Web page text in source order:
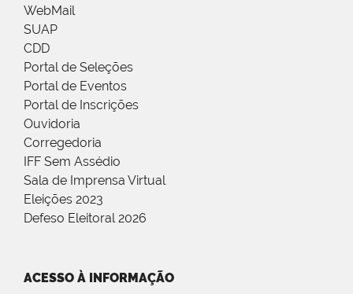
WebMail
SUAP
CDD
Portal de Seleções
Portal de Eventos
Portal de Inscrições
Ouvidoria
Corregedoria
IFF Sem Assédio
Sala de Imprensa Virtual
Eleições 2023
Defeso Eleitoral 2026
ACESSO À INFORMAÇÃO